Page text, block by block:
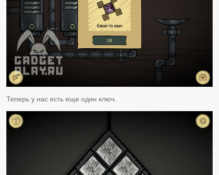
Теперь у нас есть еще один ключ.